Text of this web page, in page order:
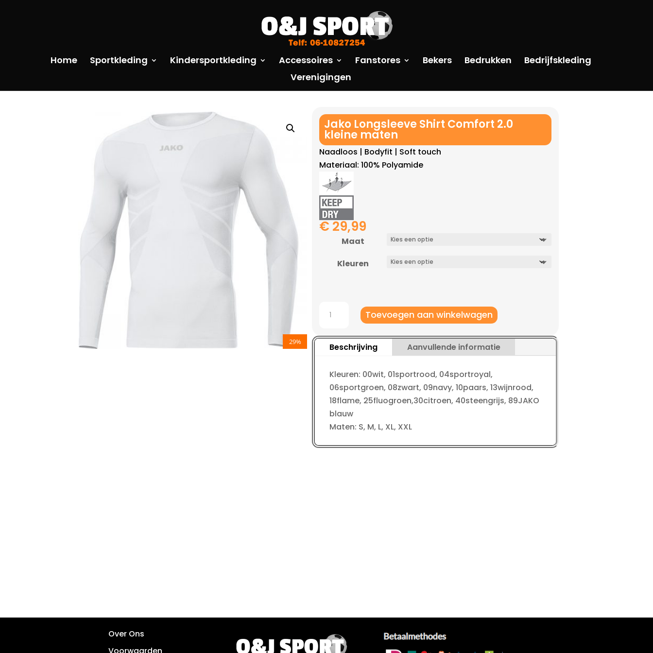
Home Sportkleding Kindersportkleding Accessoires Fanstores Bekers Bedrukken
Bedrijfskleding
Verenigingen
29%
Jako Longsleeve Shirt Comfort 2.0
kleine maten
Naadloos | Bodyfit | Soft touch
Materiaal: 100% Polyamide
€ 29,99
Maat
Kleuren
Longsleeve
Shirt
Comfort
kleine
maten
aantal
Toevoegen aan winkelwagen
Beschrijving Aanvullende informatie
Kleuren: 00wit, 01sportrood, 04sportroyal,
06sportgroen, 08zwart, 09navy, 10paars, 13wijnrood,
18flame, 25fluogroen,30citroen, 40steengrijs, 89JAKO
blauw
Maten: S, M, L, XL, XXL
Over Ons
Voorwaarden